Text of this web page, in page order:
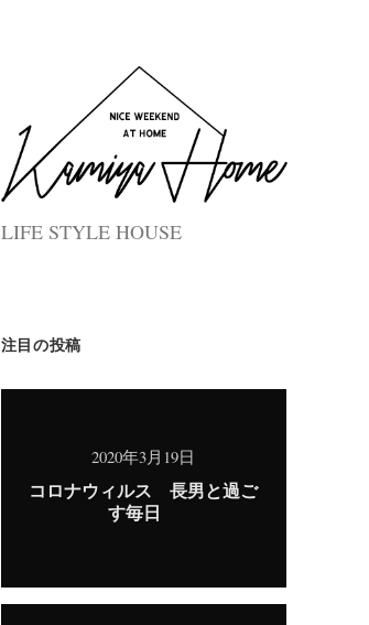
LIFE STYLE HOUSE
注目の投稿
2020年3月19日
コロナウィルス 長男と過ご
す毎日